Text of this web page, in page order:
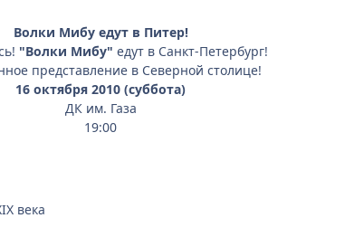
Волки Мибу едут в Питер!
"Волки Мибу" едут в Санкт-Петербург!
представление в Северной столице!
16 октября 2010 (суббота)
ДК им. Газа
19:00
века